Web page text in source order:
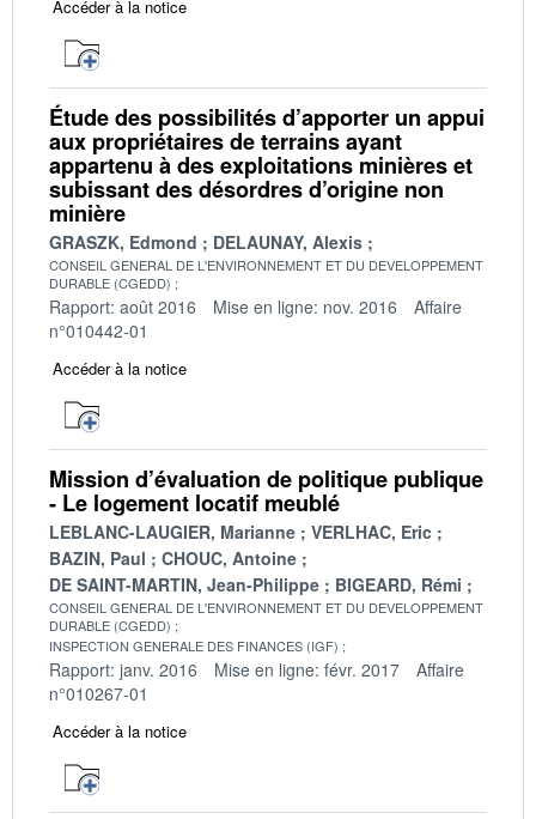
Accéder à la notice
Étude des possibilités d’apporter un appui
aux propriétaires de terrains ayant
appartenu à des exploitations minières et
subissant des désordres d’origine non
minière
GRASZK, Edmond DELAUNAY, Alexis
CONSEIL GENERAL DE L'ENVIRONNEMENT ET DU DEVELOPPEMENT
DURABLE (CGEDD)
Rapport: août 2016 Mise en ligne: nov. 2016
Affaire
n°010442-01
Accéder à la notice
Mission d’évaluation de politique publique
- Le logement locatif meublé
LEBLANC-LAUGIER, Marianne
VERLHAC, Eric
BAZIN, Paul
CHOUC, Antoine
DE SAINT-MARTIN, Jean-Philippe
BIGEARD, Rémi
CONSEIL GENERAL DE L'ENVIRONNEMENT ET DU DEVELOPPEMENT
DURABLE (CGEDD)
INSPECTION GENERALE DES FINANCES (IGF)
Rapport: janv. 2016 Mise en ligne: févr. 2017
Affaire
n°010267-01
Accéder à la notice